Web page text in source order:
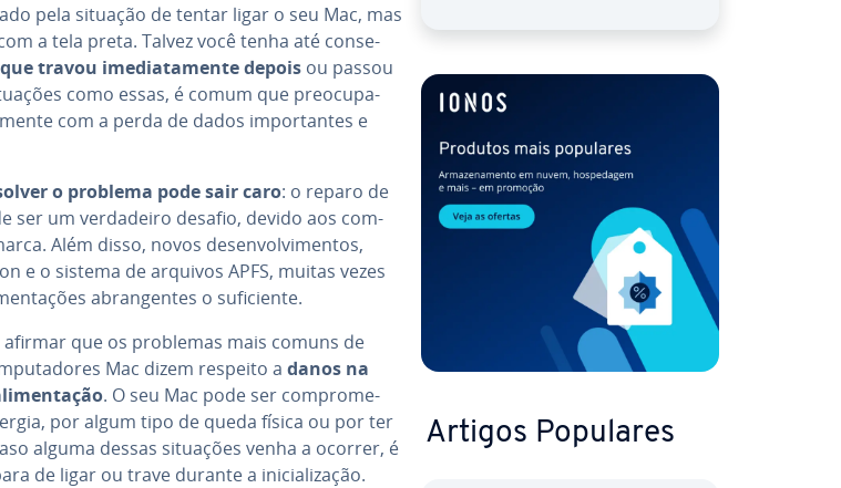
pela situação de tentar ligar o seu Mac, mas
a tela preta. Talvez você tenha até con­se­
travou ime­di­a­ta­mente depois ou passou
como essas, é comum que pre­o­cu­pa­
com a perda de dados im­por­tan­tes e
o problema pode sair caro: o reparo de
ser um ver­da­deiro desafio, devido aos com­
Além disso, novos de­sen­vol­vi­men­tos,
e o sistema de arquivos APFS, muitas vezes
abran­gen­tes o su­fi­ci­ente.
que os problemas mais comuns de
Mac dizem respeito a danos na
. O seu Mac pode ser com­pro­me­
por algum tipo de queda física ou por ter
alguma dessas situações venha a ocorrer, é
de ligar ou trave durante a ini­ci­a­li­za­ção.
Artigos Populares